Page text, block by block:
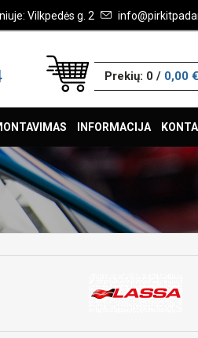
Vilkpedės g. 2
Prekių: 0/ 0,00 €
INFORMACIJA